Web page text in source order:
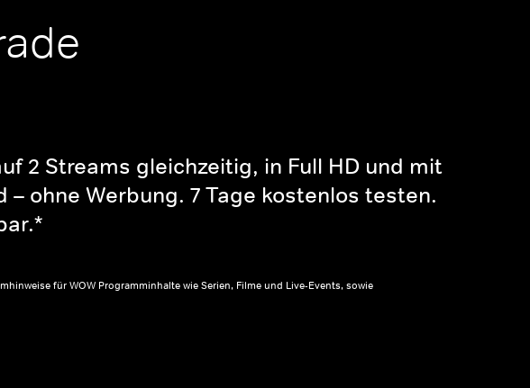
2 Streams gleichzeitig, in Full HD und mit
– ohne Werbung. 7 Tage kostenlos testen.
für WOW Programminhalte wie Serien, Filme und Live-Events, sowie